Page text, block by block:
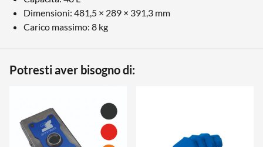
Dimensioni: 481,5 × 289 × 391,3 mm
Carico massimo: 8 kg
Potresti aver bisogno di: